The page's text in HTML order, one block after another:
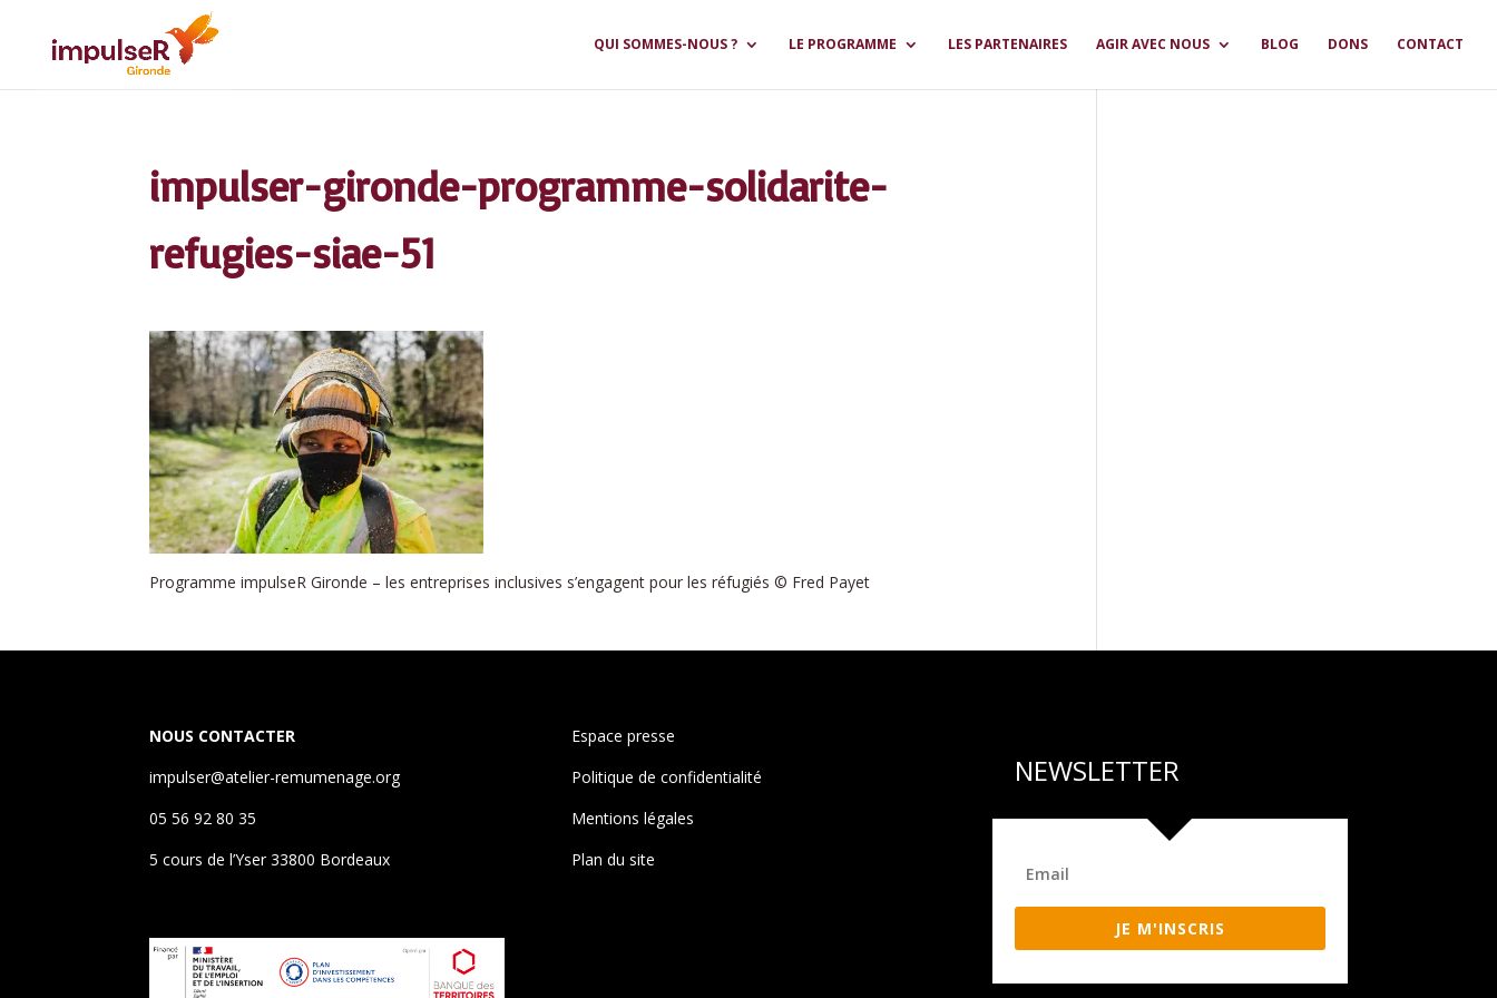
QUI SOMMES-NOUS ? LE PROGRAMME LES PARTENAIRES AGIR AVEC NOUS BLOG DONS CONTACT
impulser-gironde-programme-solidarite-
refugies-siae-51
Programme impulseR Gironde – les entreprises inclusives s’engagent pour les réfugiés © Fred Payet
NOUS CONTACTER
impulser@atelier-remumenage.org
05 56 92 80 35
5 cours de l’Yser 33800 Bordeaux
Espace presse
Politique de confidentialité
Mentions légales
Plan du site
NEWSLETTER
JE M'INSCRIS